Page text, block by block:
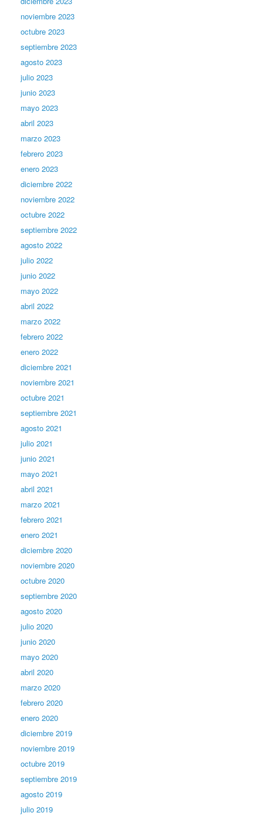
noviembre 2023
octubre 2023
septiembre 2023
agosto 2023
julio 2023
junio 2023
mayo 2023
abril 2023
marzo 2023
febrero 2023
enero 2023
diciembre 2022
noviembre 2022
octubre 2022
septiembre 2022
agosto 2022
julio 2022
junio 2022
mayo 2022
abril 2022
marzo 2022
febrero 2022
enero 2022
diciembre 2021
noviembre 2021
octubre 2021
septiembre 2021
agosto 2021
julio 2021
junio 2021
mayo 2021
abril 2021
marzo 2021
febrero 2021
enero 2021
diciembre 2020
noviembre 2020
octubre 2020
septiembre 2020
agosto 2020
julio 2020
junio 2020
mayo 2020
abril 2020
marzo 2020
febrero 2020
enero 2020
diciembre 2019
noviembre 2019
octubre 2019
septiembre 2019
agosto 2019
julio 2019